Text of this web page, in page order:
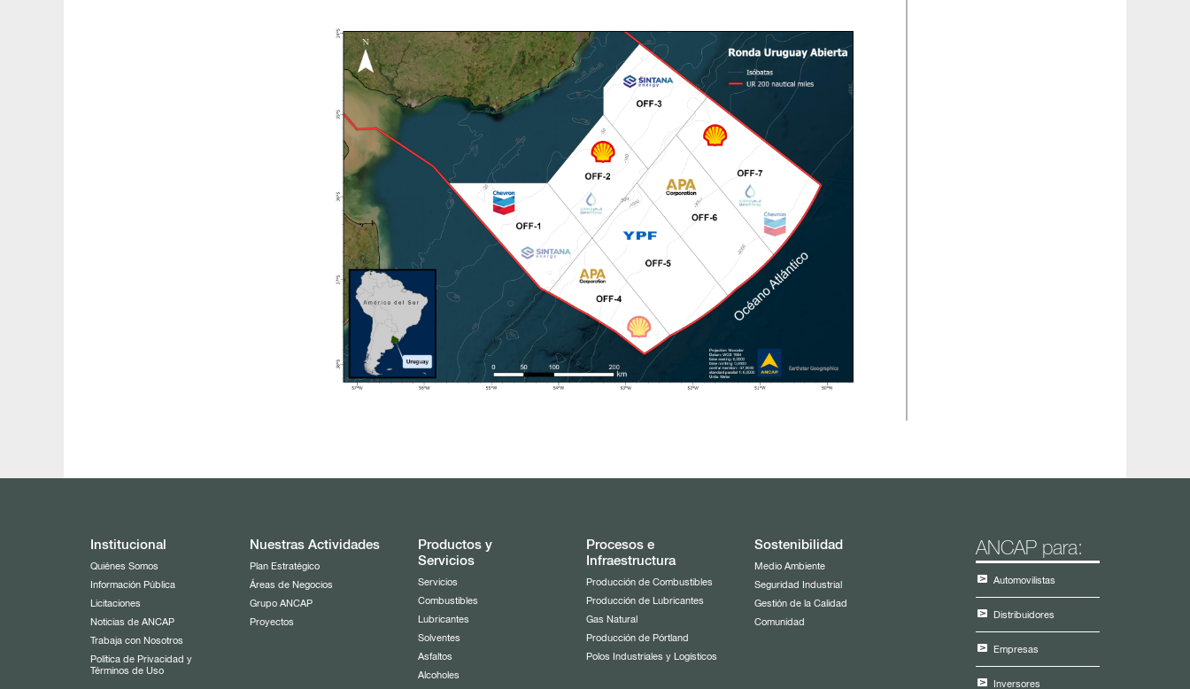
Institucional
Quiénes Somos
Información Pública
Licitaciones
Noticias de ANCAP
Trabaja con Nosotros
Política de Privacidad y
Términos de Uso
Nuestras Actividades
Plan Estratégico
Áreas de Negocios
Grupo ANCAP
Proyectos
Productos y
Servicios
Servicios
Combustibles
Lubricantes
Solventes
Asfaltos
Alcoholes
Procesos e
Infraestructura
Producción de Combustibles
Producción de Lubricantes
Gas Natural
Producción de Pórtland
Polos Industriales y Logísticos
Sostenibilidad
Medio Ambiente
Seguridad Industrial
Gestión de la Calidad
Comunidad
ANCAP para:
Automovilistas
Distribuidores
Empresas
Inversores